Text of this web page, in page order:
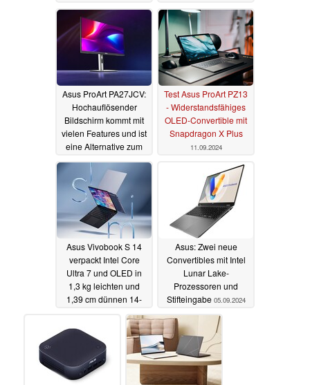
Downgrade
14.09.2024
Asus ProArt PA27JCV:
Hochauflösender
Bildschirm kommt mit
vielen Features und ist
eine Alternative zum
12.09.2024
Test Asus ProArt PZ13
- Widerstandsfähiges
OLED-Convertible mit
Snapdragon X Plus
11.09.2024
Asus Vivobook S 14
verpackt Intel Core
Ultra 7 und OLED in
1,3 kg leichten und
1,39 cm dünnen 14-
05.09.2024
Asus: Zwei neue
Convertibles mit Intel
Lunar Lake-
Prozessoren und
Stifteingabe 05.09.2024